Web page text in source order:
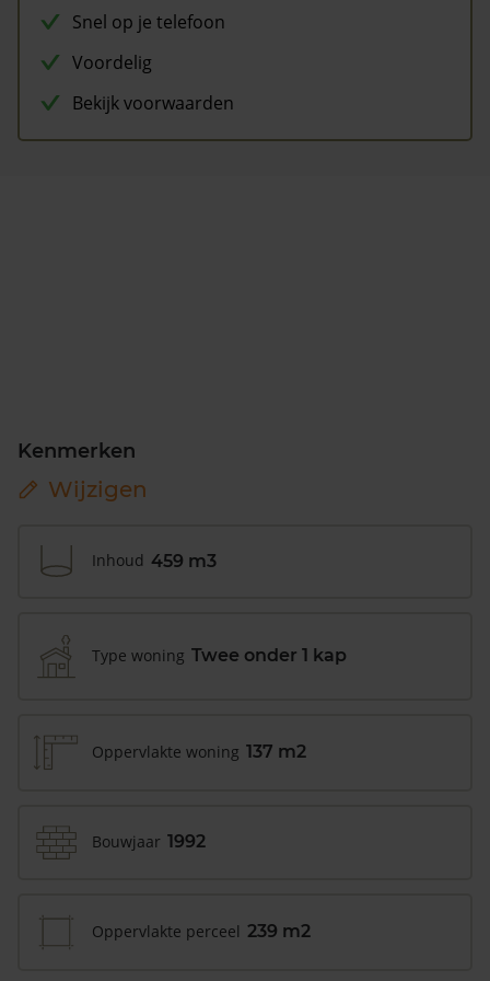
Snel op je telefoon
Voordelig
Bekijk voorwaarden
Kenmerken
Wijzigen
Inhoud 459 m3
Type woning Twee onder 1 kap
Oppervlakte woning 137 m2
Bouwjaar 1992
Oppervlakte perceel 239 m2